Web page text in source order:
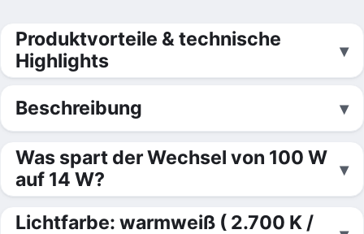
Produktvorteile & technische
Highlights
Beschreibung
Was spart der Wechsel von 100 W
auf 14 W?
Lichtfarbe: warmweiß ( 2.700 K /